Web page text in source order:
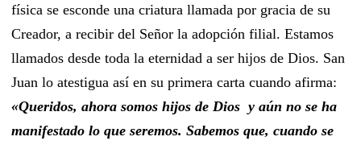
física se esconde una criatura llamada por gracia de su
Creador, a recibir del Señor la adopción filial. Estamos
llamados desde toda la eternidad a ser hijos de Dios. San
Juan lo atestigua así en su primera carta cuando afirma:
«Queridos, ahora somos hijos de Dios y aún no se ha
manifestado lo que seremos. Sabemos que, cuando se